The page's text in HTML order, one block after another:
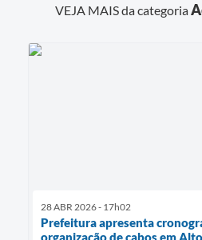
VEJA MAIS da categoria
28 ABR 2026 - 17h02
Prefeitura apresenta
organização de cabos em